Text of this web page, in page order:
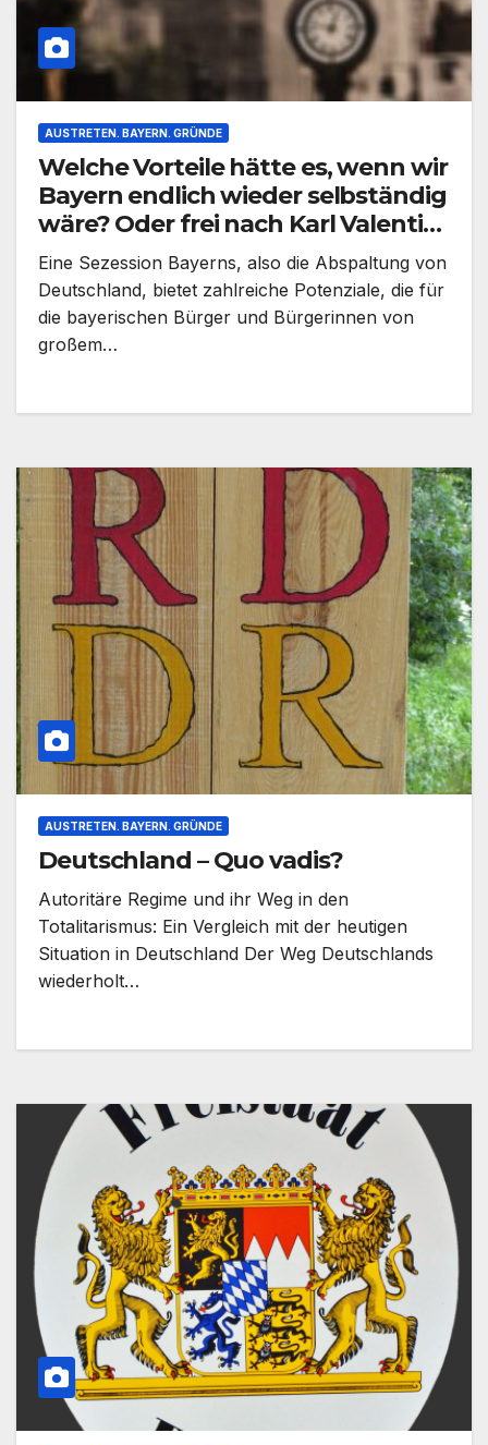
AUSTRETEN. BAYERN. GRÜNDE
Welche Vorteile hätte es, wenn wir
Bayern endlich wieder selbständig
wäre? Oder frei nach Karl Valentin:
Mögen hätte ich schon wollen,
aber dürfen habe ich mich nicht
getraut.
Eine Sezession Bayerns, also die Abspaltung von
Deutschland, bietet zahlreiche Potenziale, die für
die bayerischen Bürger und Bürgerinnen von
großem…
AUSTRETEN. BAYERN. GRÜNDE
Deutschland – Quo vadis?
Autoritäre Regime und ihr Weg in den
Totalitarismus: Ein Vergleich mit der heutigen
Situation in Deutschland Der Weg Deutschlands
wiederholt…